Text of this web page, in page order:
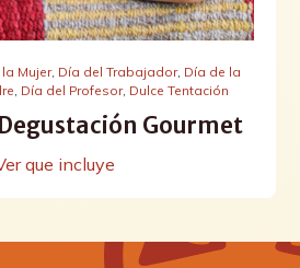
Mujer, Día del Trabajador, Día de la
, Día del Profesor, Dulce Tentación
Gourmet
que incluye